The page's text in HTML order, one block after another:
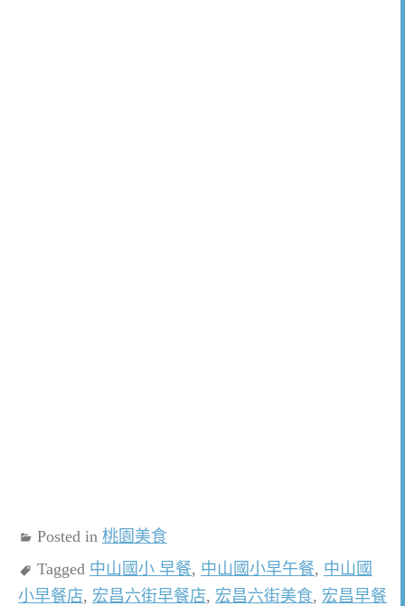
Posted in 桃園美食
Tagged 中山國小 早餐, 中山國小早午餐, 中山國
小早餐店, 宏昌六街早餐店, 宏昌六街美食, 宏昌早餐